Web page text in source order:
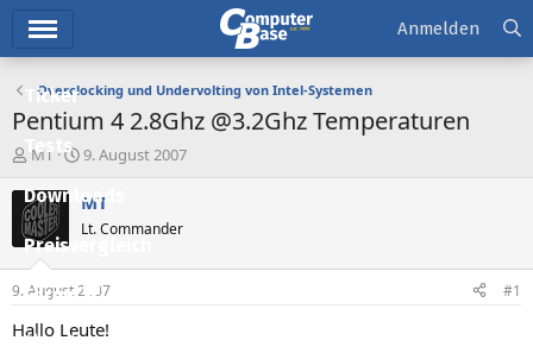
Ticker
Tests
Downloads
Preisvergleich
Forum
Aktuelles
Anmelden
Overclocking und Undervolting von Intel-Systemen
Pentium 4 2.8Ghz @3.2Ghz Temperaturen
E
s
t
e
l
e
r
MT
E
s
e
l
t
a
9. August 2007
MT
Lt. Commander
9. August 2007 #1
Hallo Leute!